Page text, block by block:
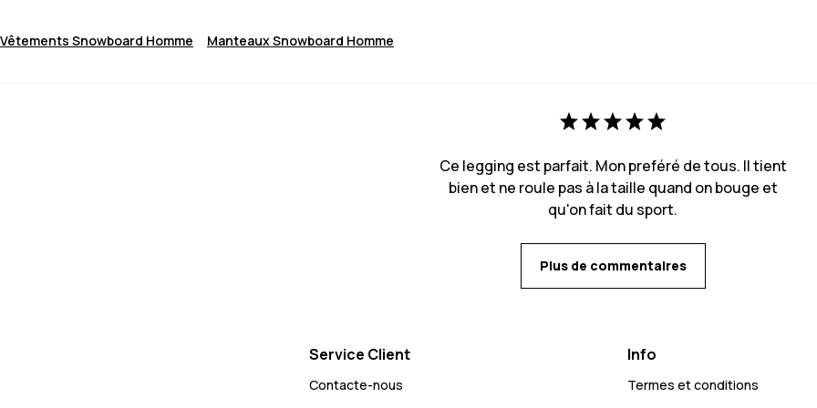
Vêtements Snowboard Homme Manteaux Snowboard Homme
Ce legging est parfait. Mon preféré de tous. Il tient
bien et ne roule pas à la taille quand on bouge et
qu'on fait du sport.
Plus de commentaires
Service Client
Contacte-nous
Info
Termes et conditions